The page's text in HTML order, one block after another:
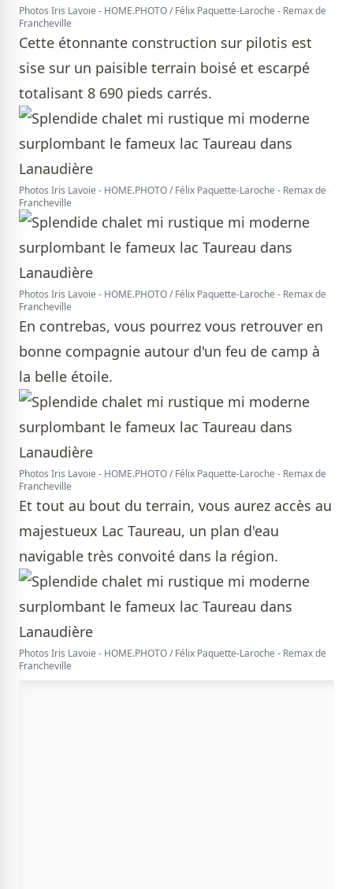
Photos Iris Lavoie - HOME.PHOTO / Félix Paquette-Laroche - Remax de
Francheville
Cette étonnante construction sur pilotis est
sise sur un paisible terrain boisé et escarpé
totalisant 8 690 pieds carrés.
Photos Iris Lavoie - HOME.PHOTO / Félix Paquette-Laroche - Remax de
Francheville
Photos Iris Lavoie - HOME.PHOTO / Félix Paquette-Laroche - Remax de
Francheville
En contrebas, vous pourrez vous retrouver en
bonne compagnie autour d'un feu de camp à
la belle étoile.
Photos Iris Lavoie - HOME.PHOTO / Félix Paquette-Laroche - Remax de
Francheville
Et tout au bout du terrain, vous aurez accès au
majestueux Lac Taureau, un plan d'eau
navigable très convoité dans la région.
Photos Iris Lavoie - HOME.PHOTO / Félix Paquette-Laroche - Remax de
Francheville